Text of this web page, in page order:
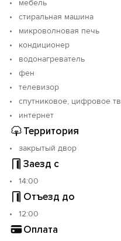
мебель
стиральная машина
микроволновая печь
кондиционер
водонагреватель
фен
телевизор
спутниковое, цифровое тв
интернет
Территория
закрытый двор
Заезд с
14:00
Отъезд до
12:00
Оплата